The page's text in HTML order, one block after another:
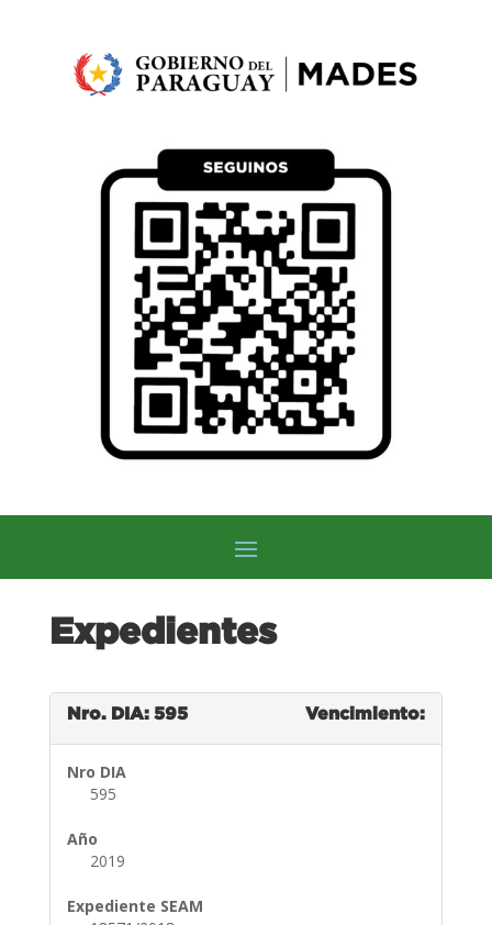
Expedientes
Nro. DIA: 595 Vencimiento:
Nro DIA
595
Año
2019
Expediente SEAM